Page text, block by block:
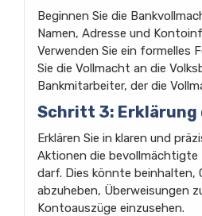
Beginnen Sie die
Namen, Adresse und
Verwenden Sie ein formelles
Sie die Vollmacht an die
Bankmitarbeiter, der die
Schritt 3: Erklärung
Erklären Sie in klaren und
Aktionen die bevollmächtigte
darf. Dies könnte beinhalten,
abzuheben, Überweisungen
Kontoauszüge einzusehen.